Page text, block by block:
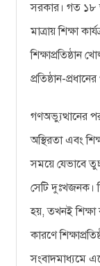
সরকার। গত ১৮
মাত্রায় শিক্ষা
শিক্ষাপ্রতিষ্ঠান
প্রতিষ্ঠান-
গণঅভ্যুত্থানের
অস্থিরতা এবং
সময়ে যেভাবে
সেটি দুঃখজনক।
হয়, তখনই শিক্ষা
কারণে
সংবাদমাধ্যমে